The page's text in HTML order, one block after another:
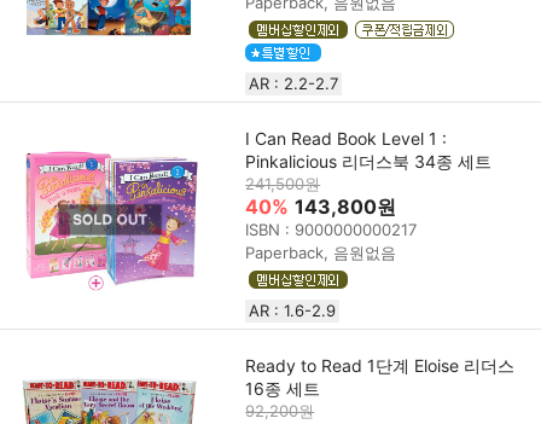
AR : 2.2-2.7
I Can Read Book Level 1 :
Pinkalicious 리더스북 34종 세트
241,500원
40% 143,800원
ISBN : 9000000000217
Paperback, 음원없음
AR : 1.6-2.9
Ready to Read 1단계 Eloise 리더스
16종 세트
92,200원